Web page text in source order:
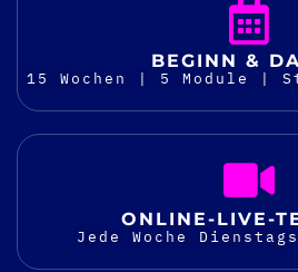
BEGINN &
15 Wochen | 5 Module |
ONLINE-LIVE-
Jede Woche